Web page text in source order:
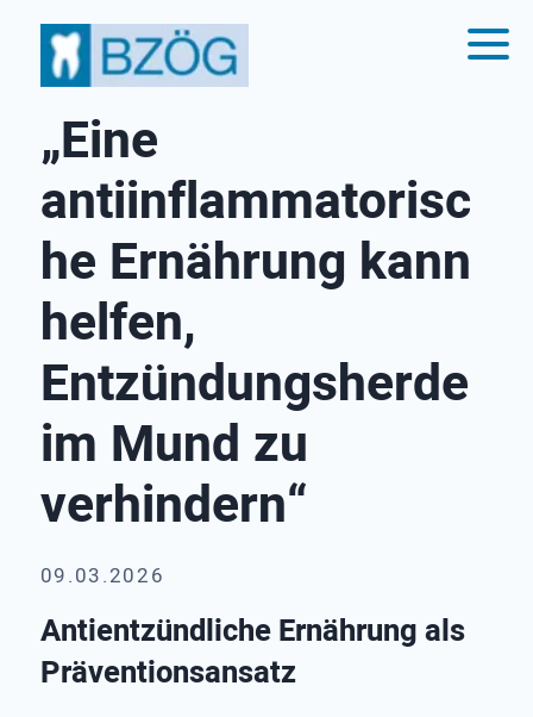
„Eine
antiinflammatorisc
he Ernährung kann
helfen,
Entzündungsherde
im Mund zu
verhindern“
09.03.2026
Antientzündliche Ernährung als
Präventionsansatz